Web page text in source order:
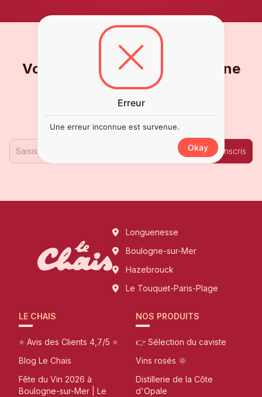
Vous ne voulez pas en rater une
goutte ?
Inscrivez-vous à notre Newsletter !
Je m'inscris
Longuenesse
Boulogne-sur-Mer
Hazebrouck
Le Touquet-Paris-Plage
LE CHAIS
⭐ Avis des Clients 4,7/5 ⭐
Blog Le Chais
Fête du Vin 2026 à
Boulogne-sur-Mer | Le
NOS PRODUITS
👉 Sélection du caviste
Vins rosés 🌞
Distillerie de la Côte
d'Opale
Erreur
Une erreur inconnue est survenue.
Okay